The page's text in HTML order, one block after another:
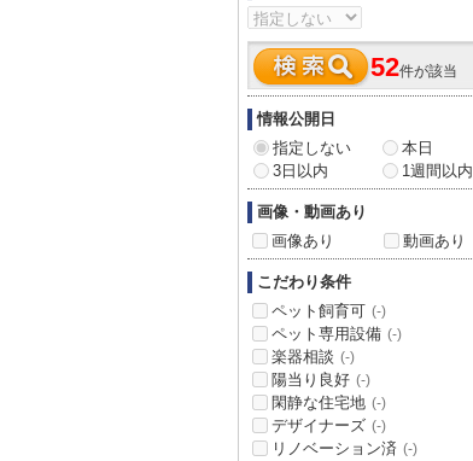
52件が該当
情報公開日
指定しない
本日
3日以内
1週間以内
画像・動画あり
画像あり
動画あり
こだわり条件
ペット飼育可 (-)
ペット専用設備 (-)
楽器相談 (-)
陽当り良好 (-)
閑静な住宅地 (-)
デザイナーズ (-)
リノベーション済 (-)